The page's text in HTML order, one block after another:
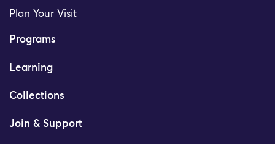
Plan Your Visit
Programs
Learning
Collections
Join & Support